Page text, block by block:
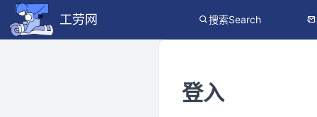
工劳网 搜索Search
登入